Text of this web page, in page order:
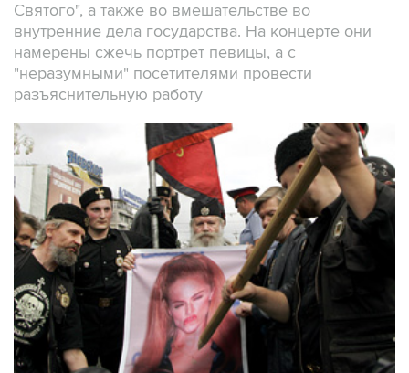
Святого", а также во вмешательстве во
внутренние дела государства. На концерте они
намерены сжечь портрет певицы, а с
"неразумными" посетителями провести
разъяснительную работу